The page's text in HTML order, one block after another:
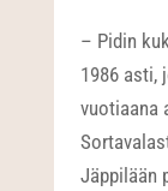
– Pidin
1986 asti,
vuotiaana
Jäppilään